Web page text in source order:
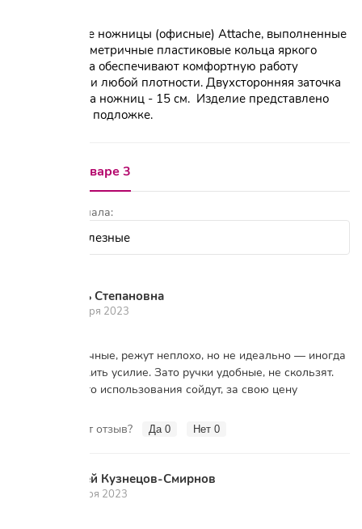
Канцелярские ножницы (офисные) Attache, выполненные
из стали. Симметричные пластиковые кольца яркого
желтого цвета обеспечивают комфортную работу
с материалами любой плотности. Двухсторонняя заточка
лезвий. Длина ножниц - 15 см. Изделие представлено
на картонной подложке.
Отзывы о товаре 3
Показать сначала:
Любовь Степановна
12 декабря 2023
Ножницы обычные, режут неплохо, но не идеально — иногда
нужно приложить усилие. Зато ручки удобные, не скользят.
Для домашнего использования сойдут, за свою цену
Вам помог этот отзыв?
Да 0 Нет 0
Тимофей Кузнецов-Смирнов
18 октября 2023